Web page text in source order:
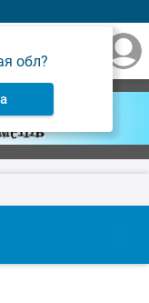
обл?